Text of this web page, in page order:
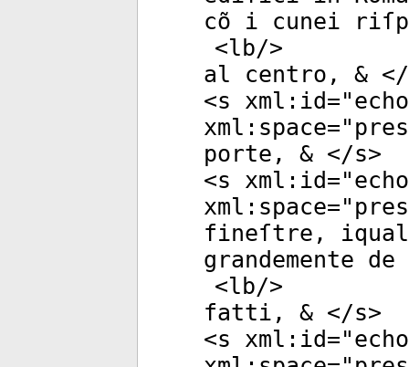
cõ i cunei
<lb/>
al centro, & </
<s xml:id="
xml:space="
porte, & </s>
<s xml:id="
xml:space="
fineſtre,
grandemente
<lb/>
fatti, & </s>
<s xml:id="